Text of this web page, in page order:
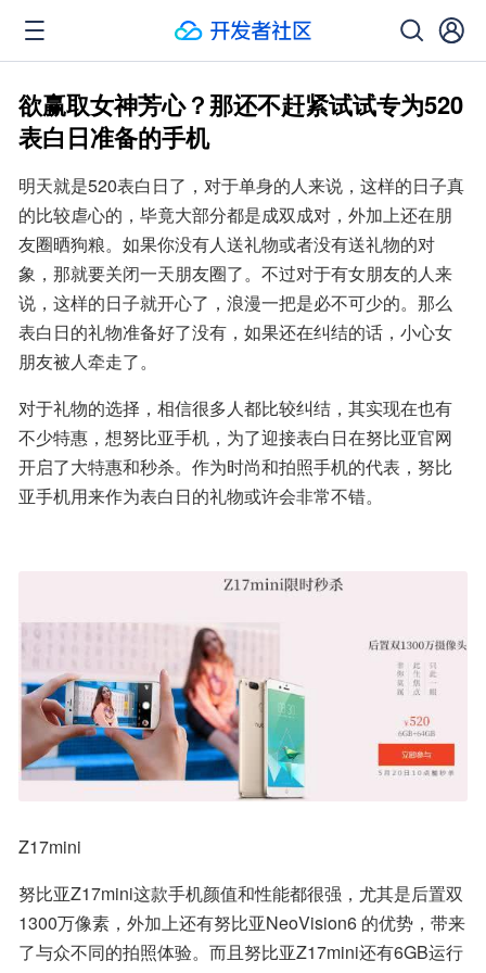
欲赢取女神芳心？那还不赶紧试试专为520
表白日准备的手机
明天就是520表白日了，对于单身的人来说，这样的日子真
的比较虐心的，毕竟大部分都是成双成对，外加上还在朋
友圈晒狗粮。如果你没有人送礼物或者没有送礼物的对
象，那就要关闭一天朋友圈了。不过对于有女朋友的人来
说，这样的日子就开心了，浪漫一把是必不可少的。那么
表白日的礼物准备好了没有，如果还在纠结的话，小心女
朋友被人牵走了。
对于礼物的选择，相信很多人都比较纠结，其实现在也有
不少特惠，想努比亚手机，为了迎接表白日在努比亚官网
开启了大特惠和秒杀。作为时尚和拍照手机的代表，努比
亚手机用来作为表白日的礼物或许会非常不错。
Z17mini
努比亚Z17mini这款手机颜值和性能都很强，尤其是后置双
1300万像素，外加上还有努比亚NeoVision6 的优势，带来
了与众不同的拍照体验。而且努比亚Z17mini还有6GB运行